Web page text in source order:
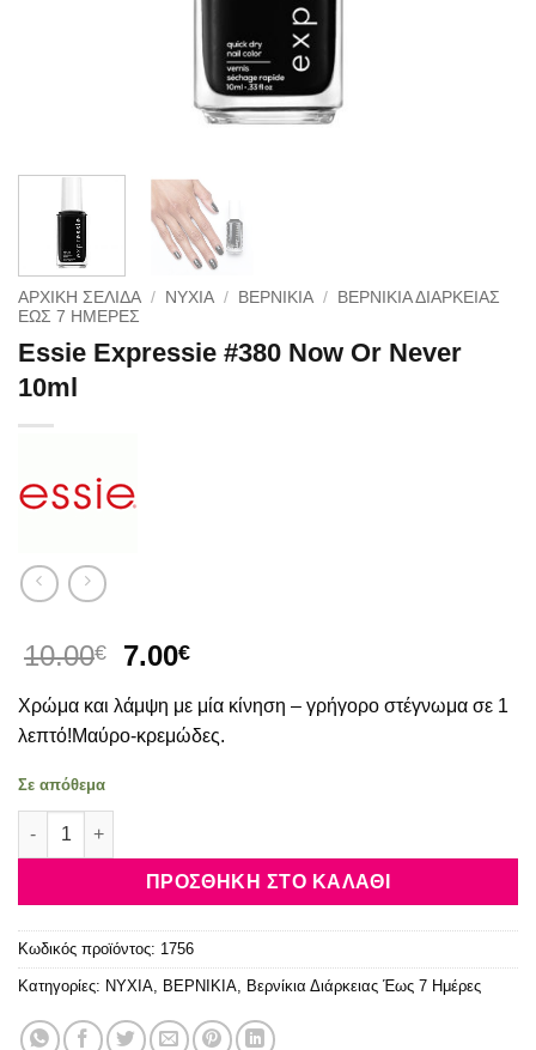
ΑΡΧΙΚΉ ΣΕΛΊΔΑ / NYXIA / ΒΕΡΝΙΚΙΑ /
ΒΕΡΝΊΚΙΑ ΔΙΆΡΚΕΙΑΣ
ΈΩΣ 7 ΗΜΈΡΕΣ
Essie Expressie #380 Now Or Never
10ml
10.00€
Original
was:
10.00€.
7.00€Η
τιμή
είναι:
Χρώμα και λάμψη με μία κίνηση – γρήγορο στέγνωμα σε 1
λεπτό!Μαύρο-κρεμώδες.
Σε απόθεμα
Essie Expressie #380 Now Or Never 10ml ποσότητα
ΠΡΟΣΘΉΚΗ ΣΤΟ ΚΑΛΆΘΙ
Κωδικός προϊόντος: 1756
Κατηγορίες: NYXIA ΒΕΡΝΙΚΙΑ Βερνίκια Διάρκειας Έως 7 Ημέρες